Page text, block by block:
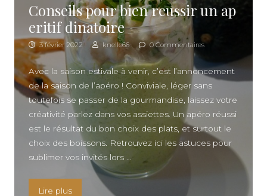
Conseils pour bien reussir un ap
eritif dinatoire
3 février 2022 knelle66 0 Commentaires
Avec la saison estivale à venir, c’est l’annoncement
de la saison de l’apéro ! Conviviale, léger sans
toutefois se passer de la gourmandise, laissez votre
créativité parlez dans vos assiettes. Un apéro réussi
est le résultat du bon choix des plats, et surtout le
choix des boissons. Retrouvez ici les astuces pour
sublimer vos invités lors …
Lire plus« Conseils pour bien reussir un aperitif dinatoire